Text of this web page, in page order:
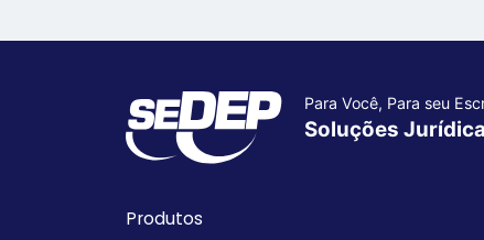
Para Você, Para seu
Soluções
Produtos